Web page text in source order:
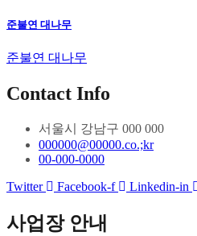
준불연 대나무
준불연 대나무
Contact Info
서울시 강남구 000 000
000000@00000.co.;kr
00-000-0000
Twitter
Facebook-f Linkedin-in
사업장 안내